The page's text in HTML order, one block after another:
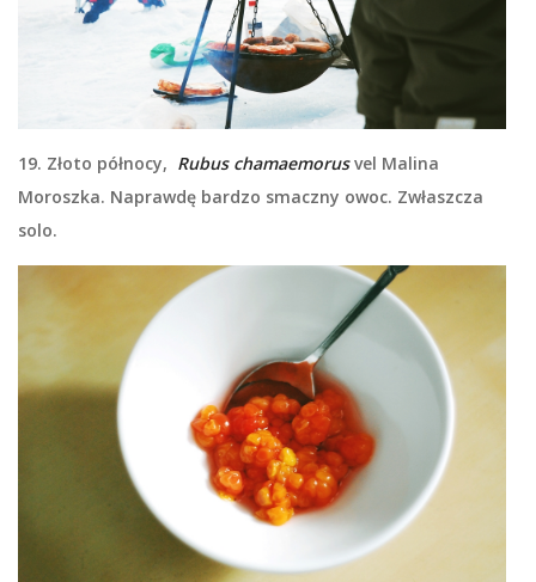
19. Złoto północy, Rubus chamaemorusvel Malina
Moroszka. Naprawdę bardzo smaczny owoc. Zwłaszcza
solo.